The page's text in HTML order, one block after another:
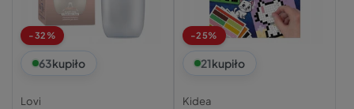
-32%
63kupiło
Lovi
-25%
21kupiło
Kidea